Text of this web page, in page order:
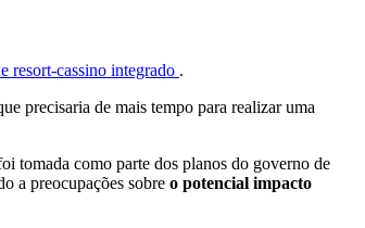
resort-cassino integrado .
precisaria de mais tempo para realizar uma
tomada como parte dos planos do governo de
a preocupações sobre o potencial impacto